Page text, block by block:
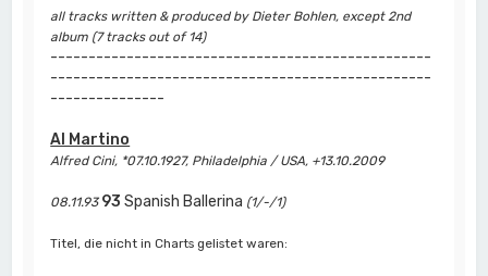
all tracks written & produced by Dieter Bohlen, except 2nd
album (7 tracks out of 14)
--------------------------------------------------
--------------------------------------------------
---------------
Al Martino
Alfred Cini, *07.10.1927, Philadelphia / USA, +13.10.2009
08.11.93 93 Spanish Ballerina (1/-/1)
Titel, die nicht in Charts gelistet waren: